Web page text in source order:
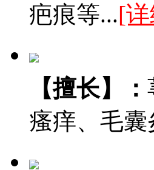
疤痕等...[
【擅长】：
瘙痒、毛囊